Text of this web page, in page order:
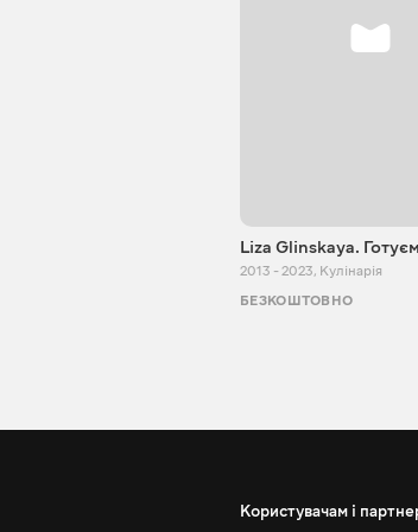
Liza Glinskaya.
2013 - 2023, Кулінарія
БЕЗКОШТОВНО
Користувачам і